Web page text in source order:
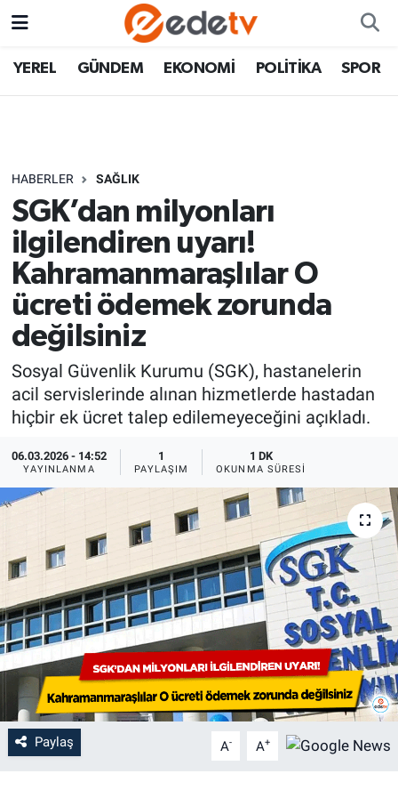
YEREL GÜNDEM EKONOMİ POLİTİKA SPOR
HABERLER SAĞLIK
SGK’dan milyonları
ilgilendiren uyarı!
Kahramanmaraşlılar O
ücreti ödemek zorunda
değilsiniz
Sosyal Güvenlik Kurumu (SGK), hastanelerin
acil servislerinde alınan hizmetlerde hastadan
hiçbir ek ücret talep edilemeyeceğini açıkladı.
06.03.2026 - 14:52
YAYINLANMA
1
PAYLAŞIM
1 DK
OKUNMA SÜRESI
Paylaş A- A+